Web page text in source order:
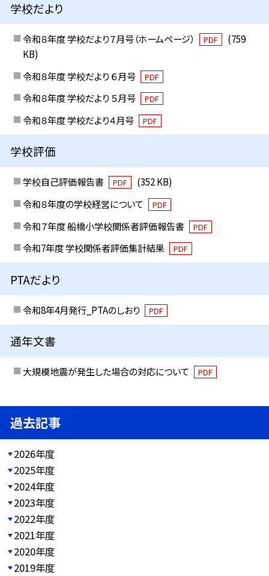
学校だより
令和８年度 学校だより７月号（ホームページ） PDF
(759
KB)
令和８年度 学校だより ６月号
PDF
令和８年度 学校だより ５月号 PDF
令和８年度 学校だより４月号 PDF
学校評価
学校自己評価報告書 PDF
(352 KB)
令和８年度の学校経営について
PDF
令和７年度 船橋小学校関係者評価報告書 PDF
令和7年度 学校関係者評価集計結果 PDF
PTAだより
令和8年4月発行_PTAのしおり PDF
通年文書
大規模地震が発生した場合の対応について PDF
過去記事
2026年度
2025年度
2024年度
2023年度
2022年度
2021年度
2020年度
2019年度